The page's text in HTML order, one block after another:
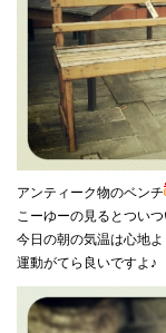
アンティーク物のベンチ
こーゆーの見るとつい
今日の朝の気温は心地
運動がてら良いですよ♪